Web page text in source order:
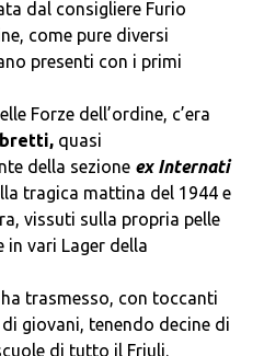
dal consigliere Furio
come pure diversi
presenti con i primi
Forze dell’ordine, c’era
quasi
della sezione ex Internati
tragica mattina del 1944 e
vissuti sulla propria pelle
in vari Lager della
ha trasmesso, con toccanti
giovani, tenendo decine di
di tutto il Friuli.